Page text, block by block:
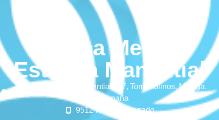
Clínica Medico
Estética Manantial
Avenida de los Manantiales 7, Torremolinos, Málaga,
España
951243840
Cerrado